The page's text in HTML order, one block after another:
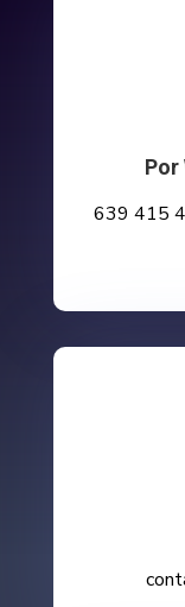
Por
639 415